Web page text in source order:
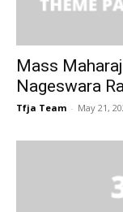
Mass
Nageswara
Tfja Team - May 21,